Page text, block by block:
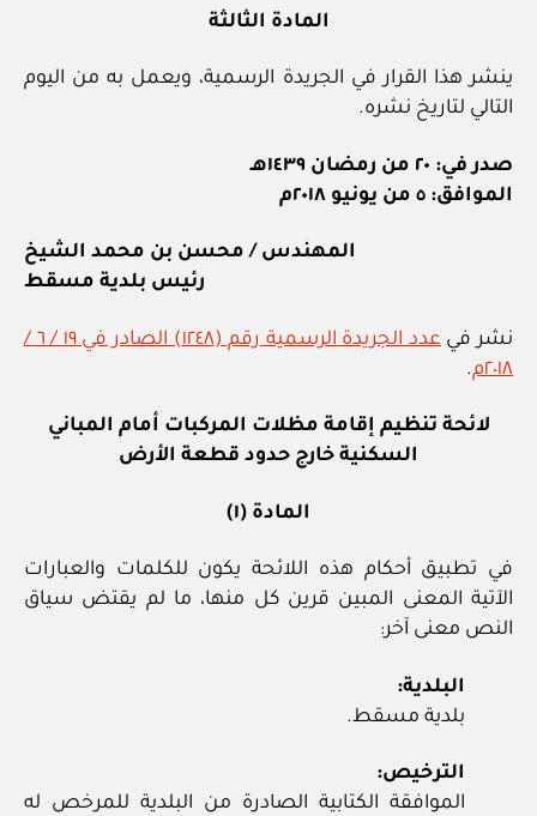
المادة الثالثة
ينشر هذا القرار في الجريدة الرسمية، ويعمل به من اليوم
التالي لتاريخ نشره.
صدر في: ٢٠ من رمضان ١٤٣٩هـ
الموافق: ٥ من يونيو ٢٠١٨م
المهندس / محسن بن محمد الشيخ
رئيس بلدية مسقط
نشر في
عدد الجريدة الرسمية رقم (١٢٤٨) الصادر في ١٩ / ٦ /
٢٠١٨م
.
لائحة تنظيم إقامة مظلات المركبات أمام المباني
السكنية خارج حدود قطعة الأرض
المادة (١)
في تطبيق أحكام هذه اللائحة يكون للكلمات والعبارات
الآتية المعنى المبين قرين كل منها، ما لم يقتض سياق
النص معنى آخر:
البلدية:
بلدية مسقط.
الترخيص:
الموافقة الكتابية الصادرة من البلدية للمرخص له